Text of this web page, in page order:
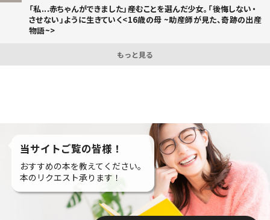
「私...赤ちゃんができました」――産むことを選んだ少女。「後悔しない・
させない」ように生きていく<16歳の母 ~助産師が見た、奇跡の出産
物語~>
もっと見る
当サイトご覧の皆様！
おすすめの本を教えてください。
本のリクエスト承ります！